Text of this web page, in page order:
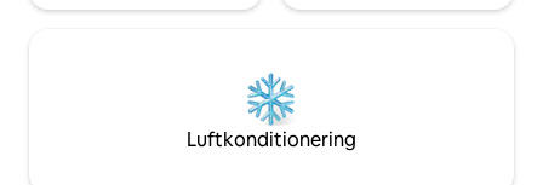
Luftkonditionering